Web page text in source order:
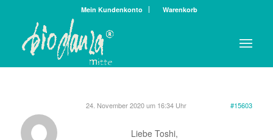
Mein Kundenkonto Warenkorb
24. November 2020 um 16:34 Uhr #15603
Liebe Toshi,